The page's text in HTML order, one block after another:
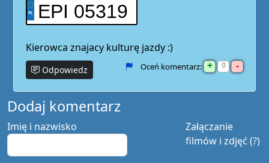
EPI 05319
Kierowca znajacy kulturę jazdy :)
Odpowiedz Oceń komentarz: + 0 -
Dodaj komentarz
Załączanie
filmów i zdjęć (?)
Imię i nazwisko